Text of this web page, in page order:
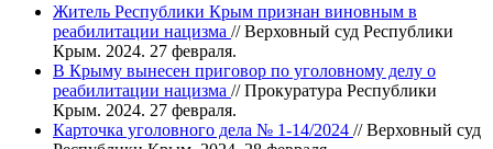
Житель Республики Крым признан виновным в
реабилитации нацизма // Верховный суд Республики
Крым. 2024. 27 февраля.
В Крыму вынесен приговор по уголовному делу о
реабилитации нацизма // Прокуратура Республики
Крым. 2024. 27 февраля.
Карточка уголовного дела № 1-14/2024 // Верховный суд